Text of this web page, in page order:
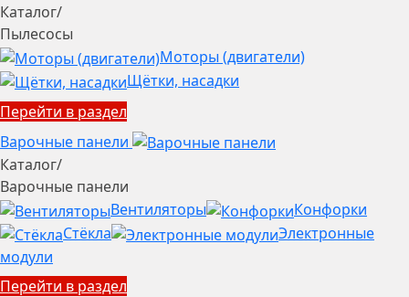
Каталог/
Пылесосы
Моторы (двигатели)
Щётки, насадки
Перейти в раздел
Варочные панели
Каталог/
Варочные панели
Вентиляторы
Конфорки
Стёкла
Электронные
модули
Перейти в раздел